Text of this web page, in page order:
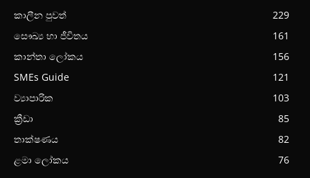
කාලීන පුවත්
229
සෞඛ්‍ය හා ජීවිතය
161
කාන්තා ලෝකය
156
SMEs Guide
121
ව්‍යාපාරික
103
ක්‍රීඩා
85
තාක්ෂණය
82
ළමා ලෝකය
76